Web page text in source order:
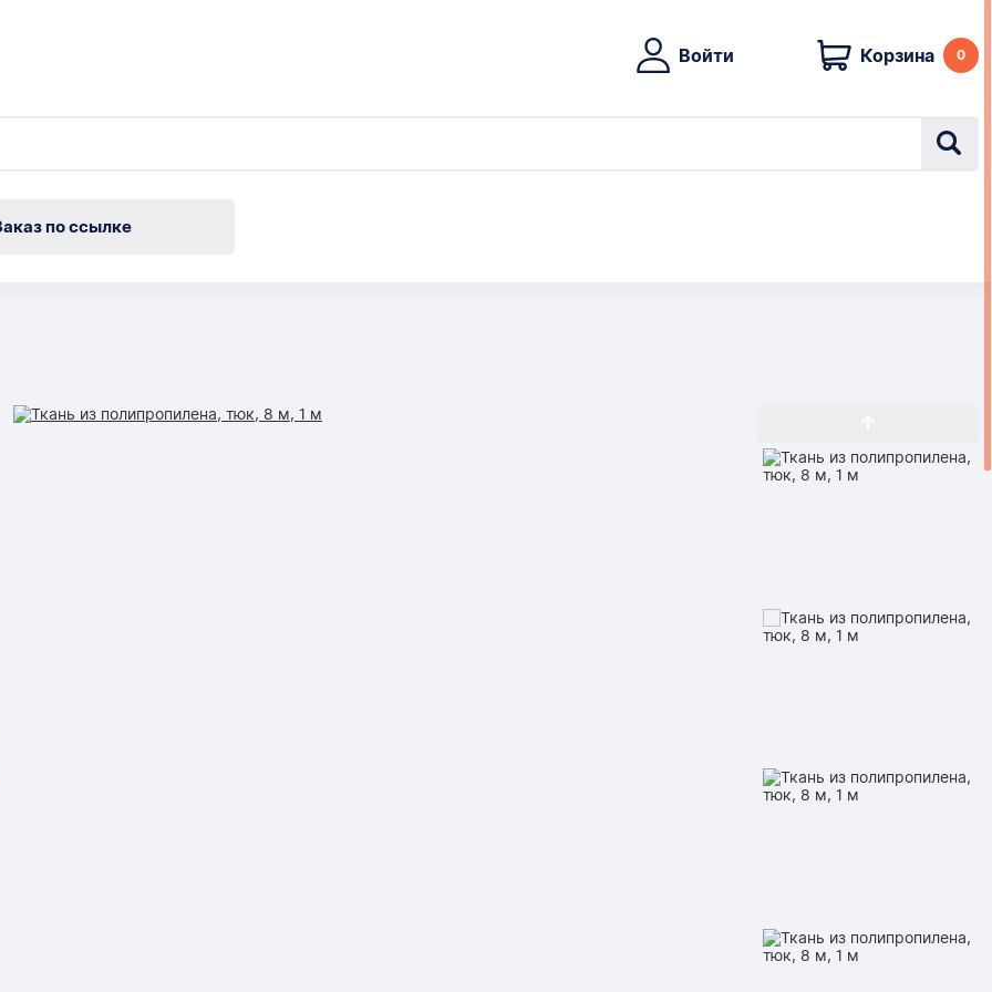
Войти Корзина 0
по ссылке